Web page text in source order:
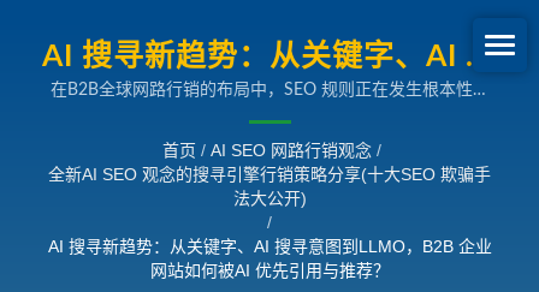
AI 搜寻新趋势：从关键字、AI 搜
寻意图到LLMO，B2B 企业网站
如何被AI 优先引用与推荐？| 全
新AI SEO观念的搜寻引擎行销策
略分享
在B2B全球网路行销的布局中，SEO 规则正在发生根本性的
「排名竞赛」逐步演变成「内容是否被AI 引用与推荐」的竞
赛。所以，未来决定曝光的，不再只是关键字布局与连结数
量，而是「您的内容能否被大语言模型理解、信任、引用」，
并在买主提出复杂问题时成为「 AI 回答」的一部分。 因
此，企业必须尽快完成布局LLMO (Large Language Model
Optimization)，透过结构化内容、权威证据、多模态资讯与
技术健康度，让网站成为AI 搜寻时代的「权威资料来源」，
首页 / AI SEO 网路行销观念 /
全新AI SEO 观念的搜寻引擎行销策略分享(十大SEO 欺骗手
法大公开)
/
AI 搜寻新趋势：从关键字、AI 搜寻意图到LLMO，B2B 企业
网站如何被AI 优先引用与推荐？